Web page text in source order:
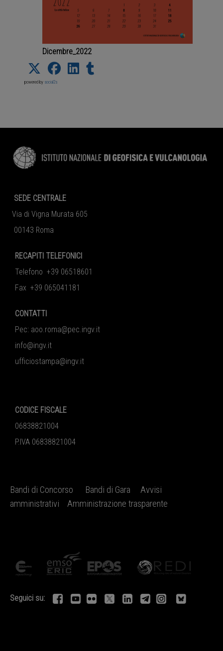
Dicembre_2022
powered by social2s
SEDE CENTRALE
Via di Vigna Murata 605
00143 Roma
RECAPITI TELEFONICI
Telefono +39 06518601
Fax +39 065041181
CONTATTI
Pec: aoo.roma@pec.ingv.it
info@ingv.it
ufficiostampa@ingv.it
CODICE FISCALE
06838821004
P.IVA 06838821004
Bandi di Concorso Bandi di Gara
Avvisi
amministrativi
Amministrazione trasparente
Seguici su: